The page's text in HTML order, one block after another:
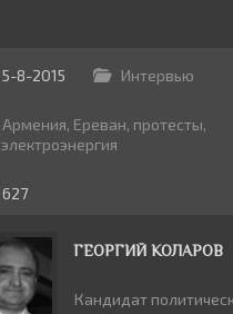
5-8-2015 Интервью
Армения, Ереван, протесты,
электроэнергия
627
ГЕОРГИЙ КОЛАРОВ
Кандидат